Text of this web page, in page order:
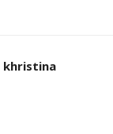
khristina